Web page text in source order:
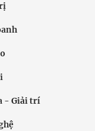
- Giải trí